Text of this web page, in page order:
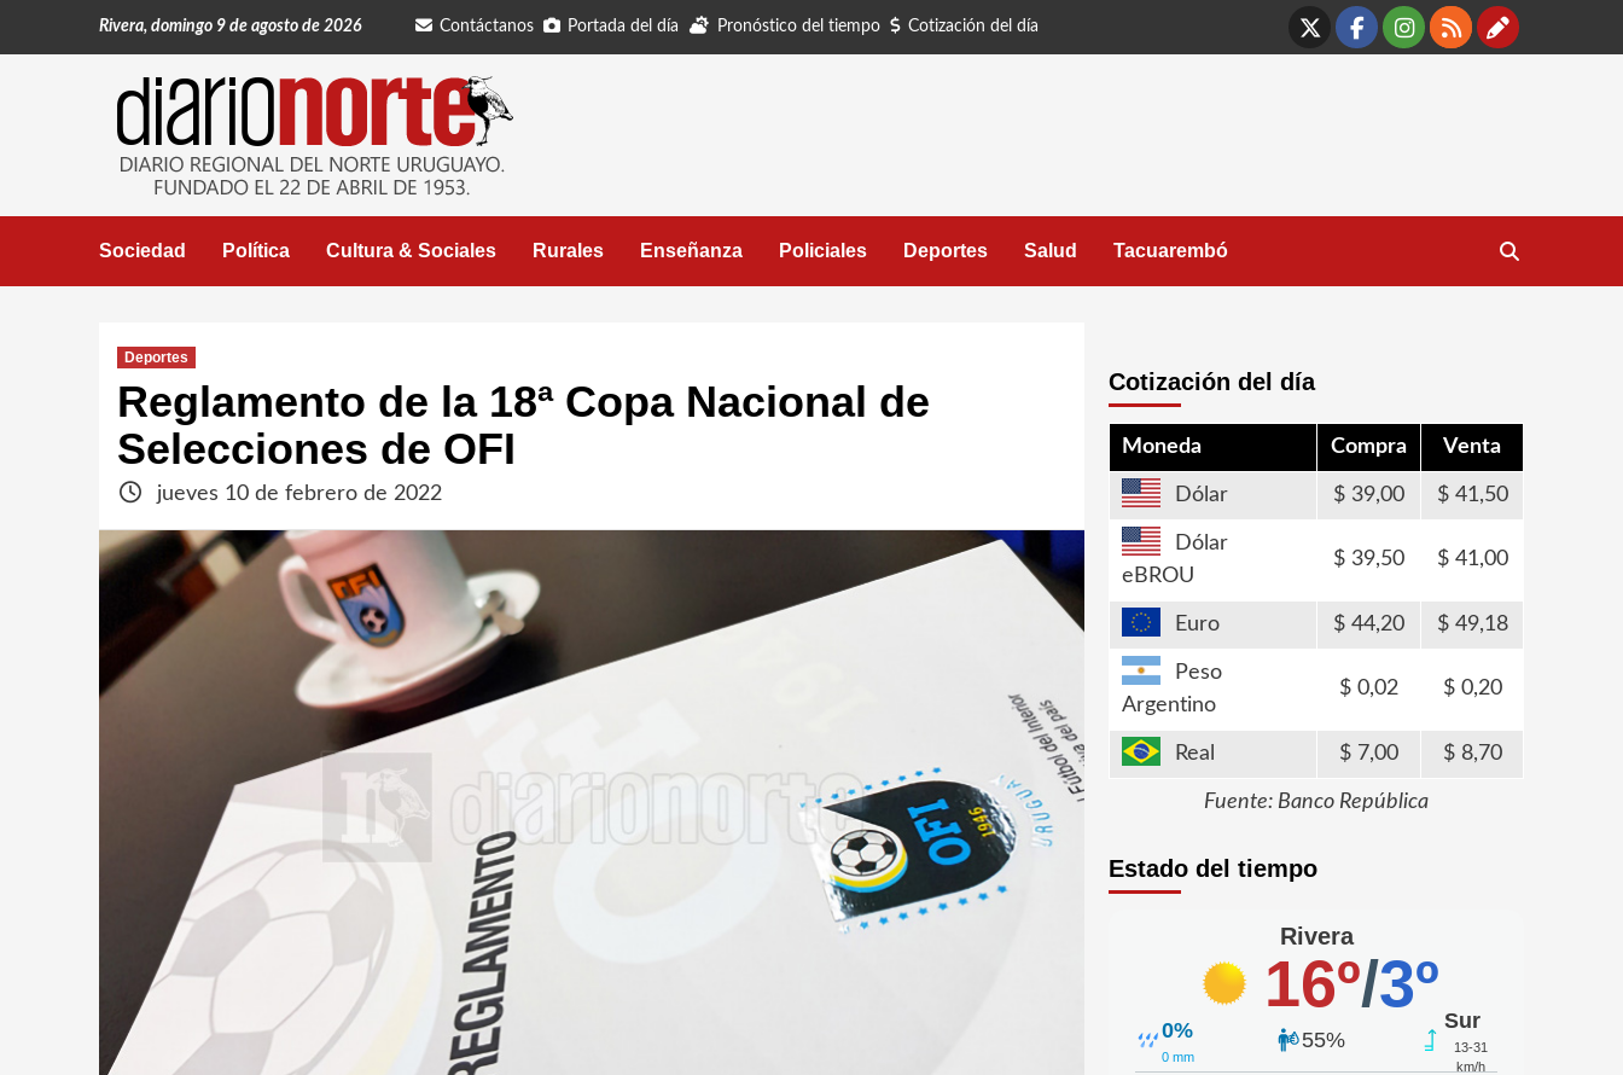
Rivera, domingo 9 de agosto de 2026 Contáctanos Portada del día Pronóstico del tiempo Cotización del día
X Facebook
Instagram
RSS
Sociedad Política Cultura & Sociales Rurales Enseñanza Policiales Deportes Salud Tacuarembó
Deportes
Reglamento de la 18ª Copa Nacional de
Selecciones de OFI
jueves 10 de febrero de 2022
Cotización del día
Moneda Compra Venta
Dólar 39,00 41,50
Dólar
eBROU
39,50 41,00
Euro 44,20 49,18
Peso
Argentino
0,02 0,20
Real 7,00 8,70
Fuente: Banco República
Estado del tiempo
Rivera
16º/3º
0%
0 mm
55%
Sur
13-31
km/h